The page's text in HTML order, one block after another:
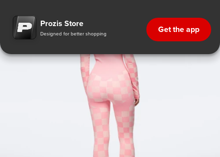
Prozis Store
Designed for better shopping Get the app